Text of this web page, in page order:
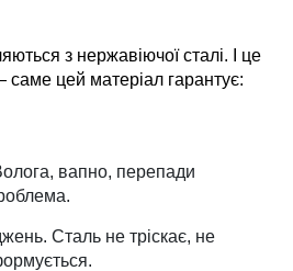
з нержавіючої сталі. І це
цей матеріал гарантує:
вапно, перепади
Сталь не тріскає, не